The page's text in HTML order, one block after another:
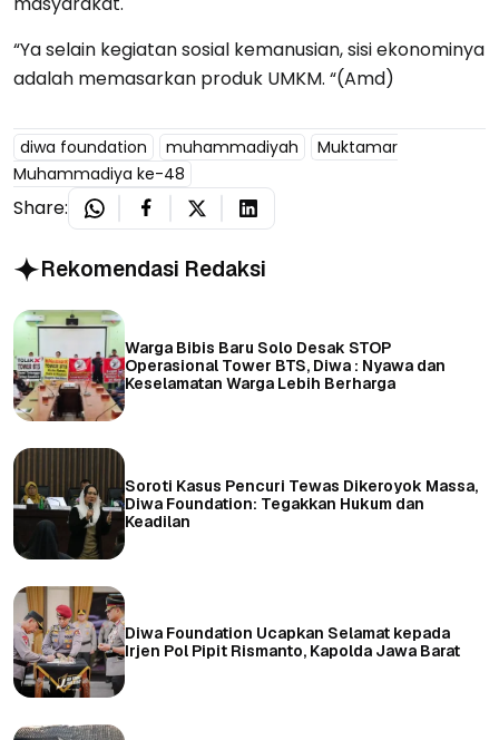
“Ya selain kegiatan sosial kemanusian, sisi ekonominya
adalah memasarkan produk UMKM. “(Amd)
diwa foundation muhammadiyah
Muktamar
Muhammadiya ke-48
Share:
Rekomendasi Redaksi
Warga Bibis Baru Solo Desak STOP
Operasional Tower BTS, Diwa : Nyawa dan
Keselamatan Warga Lebih Berharga
Soroti Kasus Pencuri Tewas Dikeroyok Massa,
Diwa Foundation: Tegakkan Hukum dan
Keadilan
Diwa Foundation Ucapkan Selamat kepada
Irjen Pol Pipit Rismanto, Kapolda Jawa Barat